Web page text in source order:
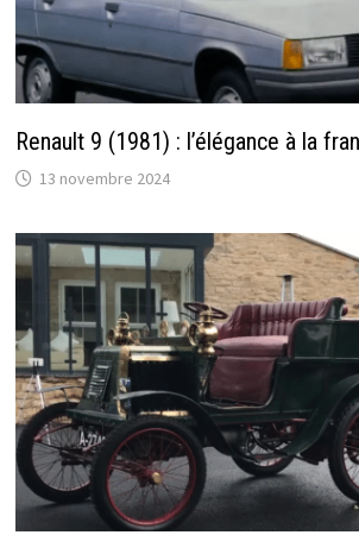
Renault 9 (1981) : l’élégance à la
13 novembre 2024